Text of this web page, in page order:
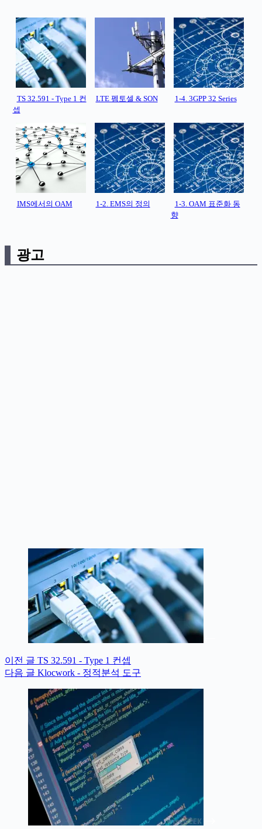
TS 32.591 - Type 1 컨
셉
LTE 펨토셀 & SON 1-4. 3GPP 32 Series
IMS에서의 OAM 1-2. EMS의 정의
1-3. OAM 표준화 동
향
광고
이전 글 TS 32.591 - Type 1 컨셉
다음 글 Klocwork - 정적분석 도구